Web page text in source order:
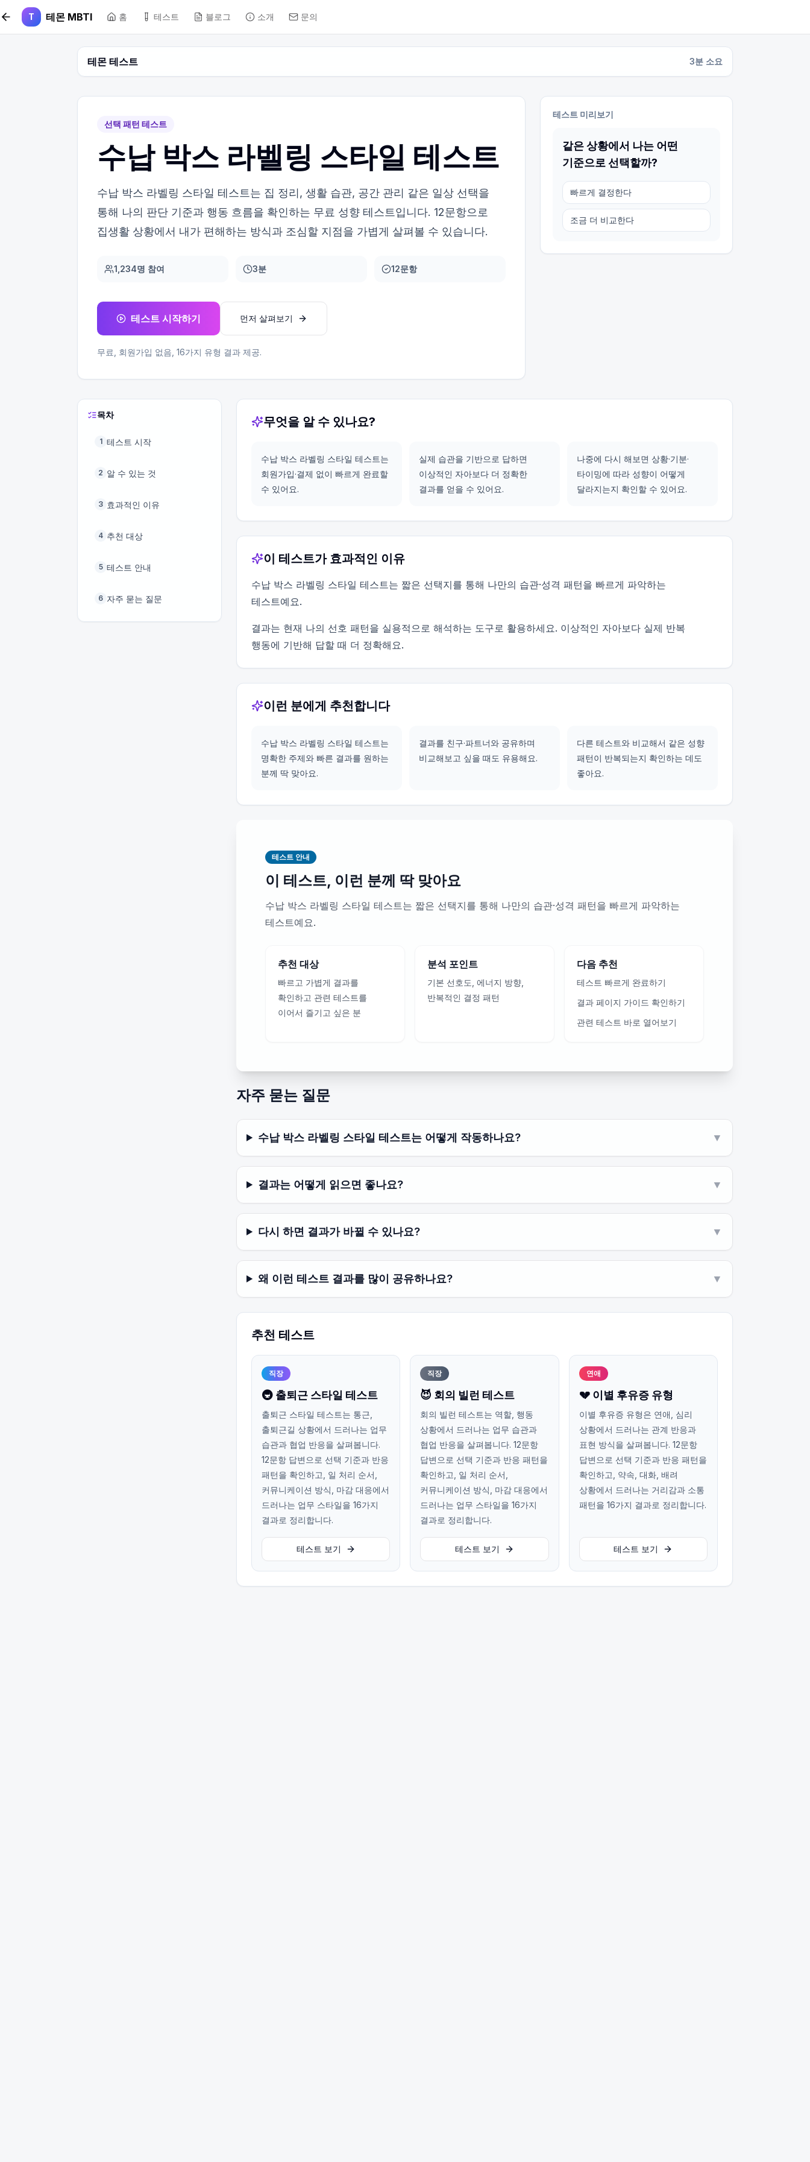
본문 바로가기
T 테몬 MBTI 홈 테스트 블로그 소개 문의
테몬 테스트 3분 소요
선택 패턴 테스트
수납 박스 라벨링 스타일 테스트
수납 박스 라벨링 스타일 테스트는 집 정리, 생활 습관, 공간 관리 같은 일상 선택을
통해 나의 판단 기준과 행동 흐름을 확인하는 무료 성향 테스트입니다. 12문항으로
집생활 상황에서 내가 편해하는 방식과 조심할 지점을 가볍게 살펴볼 수 있습니다.
1,234명 참여 3분 12문항
테스트 시작하기 먼저 살펴보기
무료, 회원가입 없음, 16가지 유형 결과 제공.
테스트 미리보기
같은 상황에서 나는 어떤
기준으로 선택할까?
빠르게 결정한다
조금 더 비교한다
목차
1 테스트 시작
2 알 수 있는 것
3 효과적인 이유
4 추천 대상
5 테스트 안내
6 자주 묻는 질문
무엇을 알 수 있나요?
수납 박스 라벨링 스타일 테스트는
회원가입·결제 없이 빠르게 완료할
수 있어요.
실제 습관을 기반으로 답하면
이상적인 자아보다 더 정확한
결과를 얻을 수 있어요.
나중에 다시 해보면 상황·기분·
타이밍에 따라 성향이 어떻게
달라지는지 확인할 수 있어요.
이 테스트가 효과적인 이유
수납 박스 라벨링 스타일 테스트는 짧은 선택지를 통해 나만의 습관·성격 패턴을 빠르게 파악하는
테스트예요.
결과는 현재 나의 선호 패턴을 실용적으로 해석하는 도구로 활용하세요. 이상적인 자아보다 실제 반복
행동에 기반해 답할 때 더 정확해요.
이런 분에게 추천합니다
수납 박스 라벨링 스타일 테스트는
명확한 주제와 빠른 결과를 원하는
분께 딱 맞아요.
결과를 친구·파트너와 공유하며
비교해보고 싶을 때도 유용해요.
다른 테스트와 비교해서 같은 성향
패턴이 반복되는지 확인하는 데도
좋아요.
테스트 안내
이 테스트, 이런 분께 딱 맞아요
수납 박스 라벨링 스타일 테스트는 짧은 선택지를 통해 나만의 습관·성격 패턴을 빠르게 파악하는
테스트예요.
추천 대상
빠르고 가볍게 결과를
확인하고 관련 테스트를
이어서 즐기고 싶은 분
분석 포인트
기본 선호도, 에너지 방향,
반복적인 결정 패턴
다음 추천
테스트 빠르게 완료하기
결과 페이지 가이드 확인하기
관련 테스트 바로 열어보기
자주 묻는 질문
수납 박스 라벨링 스타일 테스트는 어떻게 작동하나요? ▼
결과는 어떻게 읽으면 좋나요? ▼
다시 하면 결과가 바뀔 수 있나요? ▼
왜 이런 테스트 결과를 많이 공유하나요? ▼
추천 테스트
직장
🚇 출퇴근 스타일 테스트
출퇴근 스타일 테스트는 통근,
출퇴근길 상황에서 드러나는 업무
습관과 협업 반응을 살펴봅니다.
12문항 답변으로 선택 기준과 반응
패턴을 확인하고, 일 처리 순서,
커뮤니케이션 방식, 마감 대응에서
드러나는 업무 스타일을 16가지
결과로 정리합니다.
테스트 보기
직장
😈 회의 빌런 테스트
회의 빌런 테스트는 역할, 행동
상황에서 드러나는 업무 습관과
협업 반응을 살펴봅니다. 12문항
답변으로 선택 기준과 반응 패턴을
확인하고, 일 처리 순서,
커뮤니케이션 방식, 마감 대응에서
드러나는 업무 스타일을 16가지
결과로 정리합니다.
테스트 보기
연애
💔 이별 후유증 유형
이별 후유증 유형은 연애, 심리
상황에서 드러나는 관계 반응과
표현 방식을 살펴봅니다. 12문항
답변으로 선택 기준과 반응 패턴을
확인하고, 약속, 대화, 배려
상황에서 드러나는 거리감과 소통
패턴을 16가지 결과로 정리합니다.
테스트 보기